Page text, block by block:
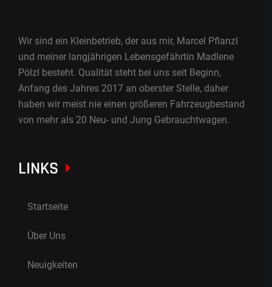
Wir sind ein Kleinbetrieb, der aus mir, Marcel Pflanzl
und meiner langjährigen Lebensgefährtin Madlene
Pölzl besteht. Qualität steht bei uns seit Beginn,
Anfang des Jahres 2017 an oberster Stelle, daher
haben wir meist nie einen größeren Fahrzeugbestand
von mehr als 20 Neu- und Jung Gebrauchtwagen.
LINKS
Startseite
Über Uns
Neuigkeiten